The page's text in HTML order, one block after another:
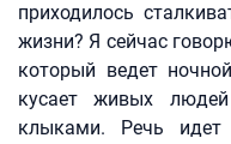
приходилось
жизни? Я сейчас
который ведет
кусает живых
клыками. Речь идет